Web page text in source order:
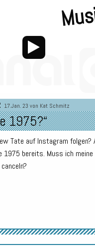
Audio-
Player
17.Jan. 23 von Kat Schmitz
1975?“
Tate auf Instagram folgen?
1975 bereits. Muss ich meine